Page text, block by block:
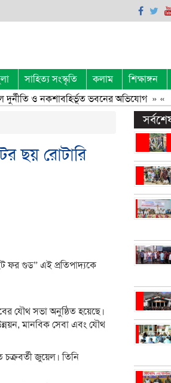
সাহিত্য সংস্কৃতি কলাম শিক্ষাঙ্গন
ও নকশাবহির্ভূত ভবনের অভিযোগ» «
ছয় রোটারি
ফর গুড” এই প্রতিপাদ্যকে
যৌথ সভা অনুষ্ঠিত হয়েছে।
মানবিক সেবা এবং যৌথ
চক্রবর্তী জুয়েল। তিনি